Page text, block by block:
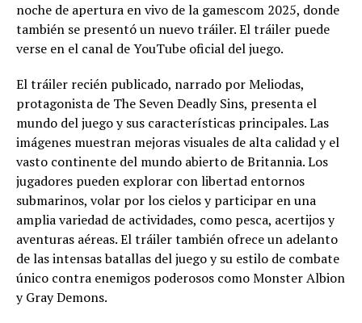
noche de apertura en vivo de la gamescom 2025, donde
también se presentó un nuevo tráiler. El tráiler puede
verse en el canal de YouTube oficial del juego.
El tráiler recién publicado, narrado por Meliodas,
protagonista de The Seven Deadly Sins, presenta el
mundo del juego y sus características principales. Las
imágenes muestran mejoras visuales de alta calidad y el
vasto continente del mundo abierto de Britannia. Los
jugadores pueden explorar con libertad entornos
submarinos, volar por los cielos y participar en una
amplia variedad de actividades, como pesca, acertijos y
aventuras aéreas. El tráiler también ofrece un adelanto
de las intensas batallas del juego y su estilo de combate
único contra enemigos poderosos como Monster Albion
y Gray Demons.